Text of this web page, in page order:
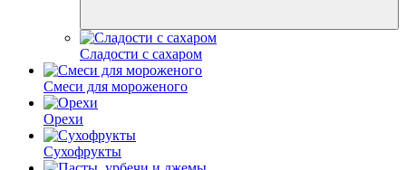
Сладости с сахаром
Смеси для мороженого
Орехи
Сухофрукты